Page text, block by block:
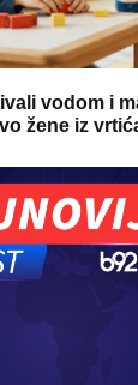
vodom i
žene iz